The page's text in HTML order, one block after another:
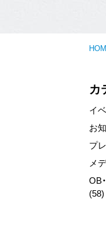
カ
イ
お
プ
メ
OB
(58)